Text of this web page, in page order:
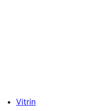
Vitrin